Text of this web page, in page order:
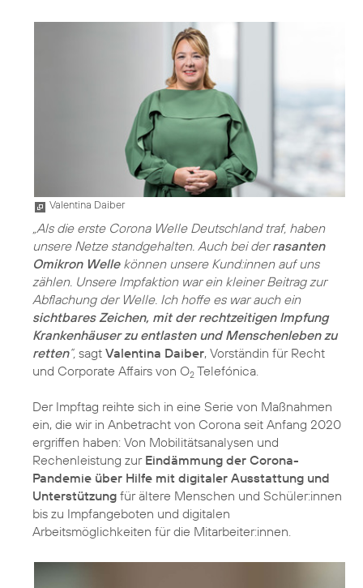
Valentina Daiber
„Als die erste Corona Welle Deutschland traf, haben
unsere Netze standgehalten. Auch bei derrasanten
Omikron Wellekönnen unsere Kund:innen auf uns
zählen. Unsere Impfaktion war ein kleiner Beitrag zur
Abflachung der Welle. Ich hoffe es war auch ein
sichtbares Zeichen, mit der rechtzeitigen Impfung
Krankenhäuser zu entlasten und Menschenleben zu
retten“, sagt Valentina Daiber, Vorständin für Recht
und Corporate Affairs von O2 Telefónica.
Der Impftag reihte sich in eine Serie von Maßnahmen
ein, die wir in Anbetracht von Corona seit Anfang 2020
ergriffen haben: Von Mobilitätsanalysen und
Rechenleistung zur Eindämmung der Corona-
Pandemie über Hilfe mit digitaler Ausstattung und
Unterstützung für ältere Menschen und Schüler:innen
bis zu Impfangeboten und digitalen
Arbeitsmöglichkeiten für die Mitarbeiter:innen.